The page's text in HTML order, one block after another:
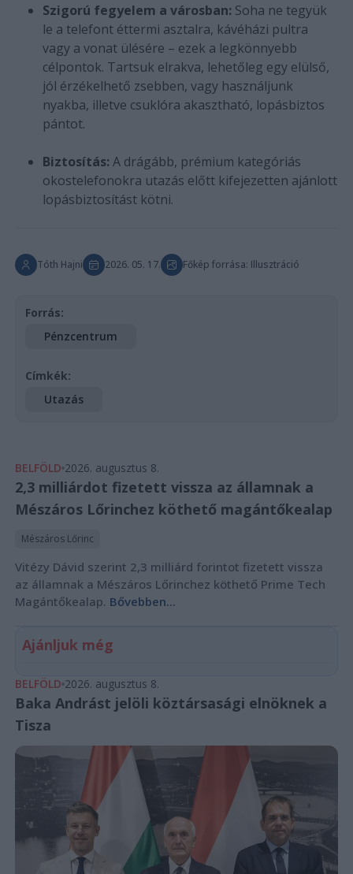
Szigorú fegyelem a városban: Soha ne tegyük
le a telefont éttermi asztalra, kávéházi pultra
vagy a vonat ülésére – ezek a legkönnyebb
célpontok. Tartsuk elrakva, lehetőleg egy elülső,
jól érzékelhető zsebben, vagy használjunk
nyakba, illetve csuklóra akasztható, lopásbiztos
pántot.
Biztosítás: A drágább, prémium kategóriás
okostelefonokra utazás előtt kifejezetten ajánlott
lopásbiztosítást kötni.
Tóth Hajni 2026. 05. 17. Főkép forrása: Illusztráció
Forrás:
Pénzcentrum
Címkék:
Utazás
BELFÖLD 2026. augusztus 8.
2,3 milliárdot fizetett vissza az államnak a
Mészáros Lőrinchez köthető magántőkealap
Mészáros Lőrinc
Vitézy Dávid szerint 2,3 milliárd forintot fizetett vissza
az államnak a Mészáros Lőrinchez köthető Prime Tech
Magántőkealap. Bővebben...
Ajánljuk még
BELFÖLD 2026. augusztus 8.
Baka Andrást jelöli köztársasági elnöknek a
Tisza